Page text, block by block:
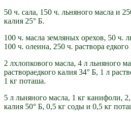
50 ч. сала, 150 ч. льняного масла и
калия 25° Б.
100 ч. масла земляных орехов, 50 ч.
100 ч. олеина, 250 ч. раствора едкого
2 лхлопкового масла, 4 л льняного
раствораедкого калия 34° Б, 1 л
1 кг поташа.
5 л льняного масла, 1 кг канифоли,
калия 50° Б, 0,5 кг соды и 0,5 кг